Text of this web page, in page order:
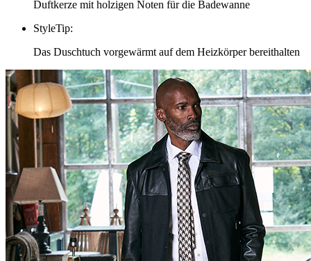
Duftkerze mit holzigen Noten für die Badewanne
StyleTip:
Das Duschtuch vorgewärmt auf dem Heizkörper bereithalten